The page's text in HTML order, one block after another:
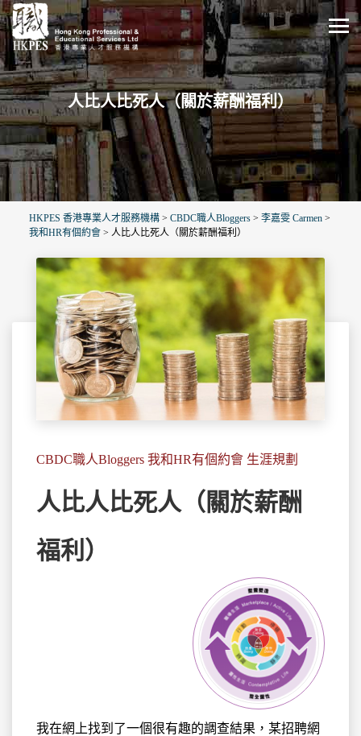
人比人比死人（關於薪酬福利）
HKPES 香港專業人才服務機構 > CBDC職人Bloggers > 李嘉雯 Carmen >
我和HR有個約會 > 人比人比死人（關於薪酬福利）
CBDC職人Bloggers 我和HR有個約會 生涯規劃
人比人比死人（關於薪酬
福利）
我在網上找到了一個很有趣的調查結果 ，某招聘網